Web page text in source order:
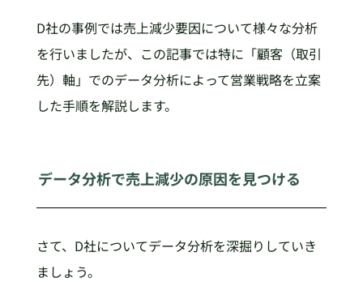
D社の事例では売上減少要因について様々な分析
を行いましたが、この記事では特に「顧客（取引
先）軸」でのデータ分析によって営業戦略を立案
した手順を解説します。
データ分析で売上減少の原因を見つける
さて、D社についてデータ分析を深掘りしていき
ましょう。